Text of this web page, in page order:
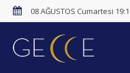
08 AĞUSTOS Cumartesi